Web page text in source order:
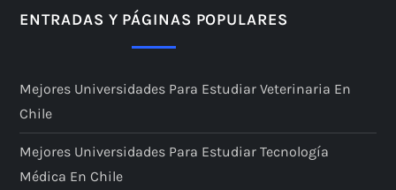
ENTRADAS Y PÁGINAS POPULARES
Mejores Universidades Para Estudiar Veterinaria En
Chile
Mejores Universidades Para Estudiar Tecnología
Médica En Chile